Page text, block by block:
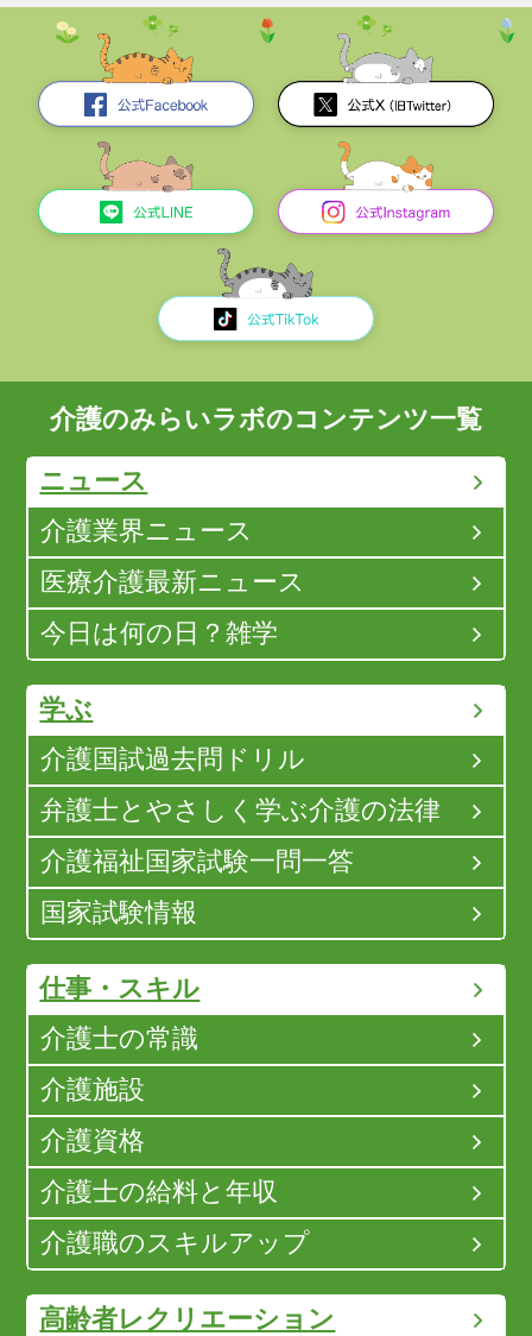
介護のみらいラボのコンテンツ一覧
ニュース
介護業界ニュース
医療介護最新ニュース
今日は何の日？雑学
学ぶ
介護国試過去問ドリル
弁護士とやさしく学ぶ介護の法律
介護福祉国家試験一問一答
国家試験情報
仕事・スキル
介護士の常識
介護施設
介護資格
介護士の給料と年収
介護職のスキルアップ
高齢者レクリエーション